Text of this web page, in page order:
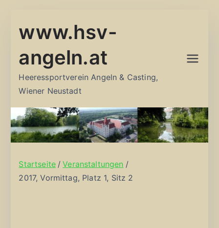
Inhalt
www.hsv-
angeln.at
Heeressportverein Angeln & Casting,
Wiener Neustadt
Startseite
Veranstaltungen
2017, Vormittag, Platz 1, Sitz 2